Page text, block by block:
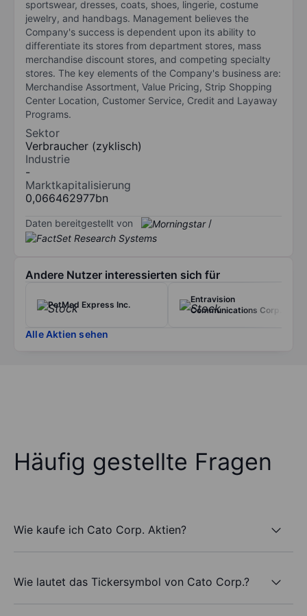
sportswear, dresses, coats, shoes, lingerie, costume
jewelry, and handbags. Management believes the
Company's success is dependent upon its ability to
differentiate its stores from department stores, mass
merchandise discount stores, and competing specialty
stores. The key elements of the Company's business are:
Merchandise Assortment, Value Pricing, Strip Shopping
Center Location, Customer Service, Credit and Layaway
Programs.
Sektor
Verbraucher (zyklisch)
Industrie
-
Marktkapitalisierung
0,066462977bn
Daten bereitgestellt von /
Andere Nutzer interessierten sich für
PetMed Express Inc.
Entravision
Communications Corp.
Alle Aktien sehen
Häufig gestellte Fragen
Wie kaufe ich Cato Corp. Aktien?
Wie lautet das Tickersymbol von Cato Corp.?